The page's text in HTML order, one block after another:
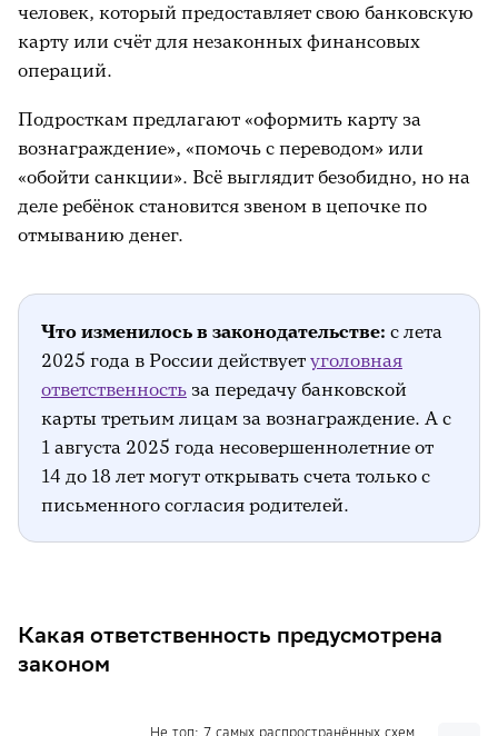
человек, который предоставляет свою банковскую
карту или счёт для незаконных финансовых
операций.
Подросткам предлагают «оформить карту за
вознаграждение», «помочь с переводом» или
«обойти санкции». Всё выглядит безобидно, но на
деле ребёнок становится звеном в цепочке по
отмыванию денег.
Что изменилось в законодательстве: с лета
2025 года в России действует уголовная
ответственность за передачу банковской
карты третьим лицам за вознаграждение. А с
1 августа 2025 года несовершеннолетние от
14 до 18 лет могут открывать счета только с
письменного согласия родителей.
Какая ответственность предусмотрена
законом
Не топ: 7 самых распространённых схем